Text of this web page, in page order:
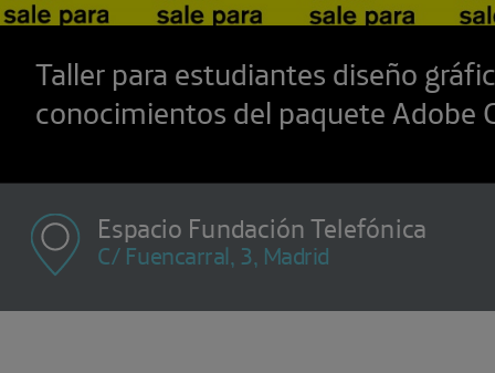
Taller para estudiantes diseño
conocimientos del paquete Adobe
Espacio Fundación Telefónica
C/ Fuencarral, 3, Madrid